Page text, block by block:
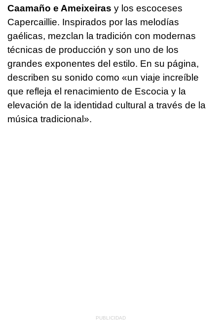
Caamaño e Ameixeiras y los escoceses
Capercaillie. Inspirados por las melodías
gaélicas, mezclan la tradición con modernas
técnicas de producción y son uno de los
grandes exponentes del estilo. En su página,
describen su sonido como «un viaje increíble
que refleja el renacimiento de Escocia y la
elevación de la identidad cultural a través de la
música tradicional».